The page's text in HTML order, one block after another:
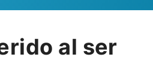
al ser